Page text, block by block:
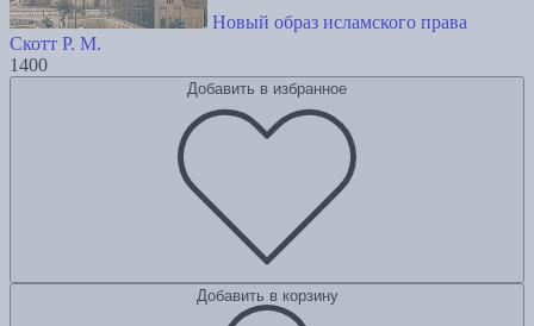
Новый образ исламского права
Скотт Р. М.
1400
Добавить в избранное
Добавить в корзину